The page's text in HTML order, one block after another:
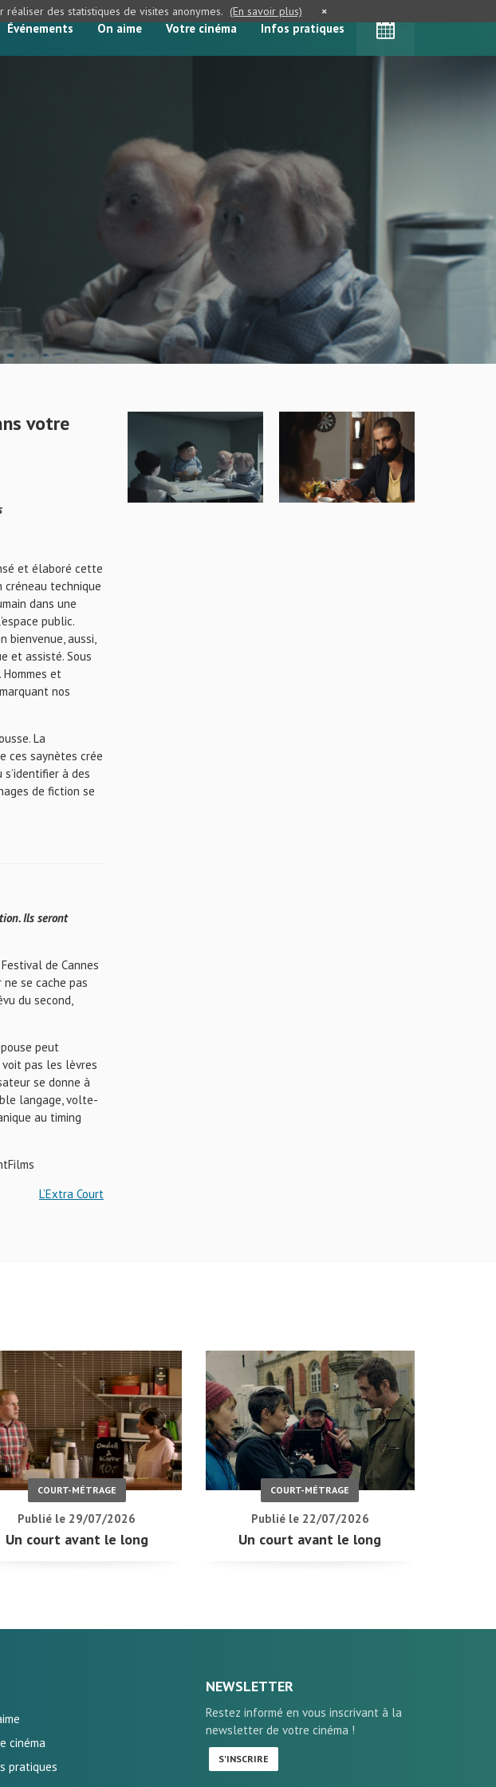
Événements On aime Votre cinéma Infos pratiques
votre
et élaboré cette
créneau technique
dans une
public.
bienvenue, aussi,
et assisté. Sous
Hommes et
nos
La
ces saynètes crée
à des
de fiction se
Ils seront
de Cannes
se cache pas
du second,
peut
voit pas les lèvres
se donne à
langage, volte-
au timing
L’Extra Court
COURT-MÉTRAGE
Publié le 29/07/2026
Un court avant le long
COURT-MÉTRAGE
Publié le 22/07/2026
Un court avant le long
cinéma
pratiques
NEWSLETTER
Restez informé en vous inscrivant à la
newsletter de votre cinéma !
S'INSCRIRE
réaliser des statistiques de visites anonymes. (En savoir plus) ×